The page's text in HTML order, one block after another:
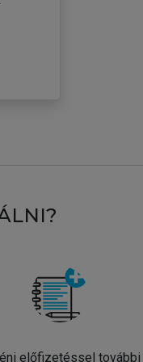
előfizetéssel további